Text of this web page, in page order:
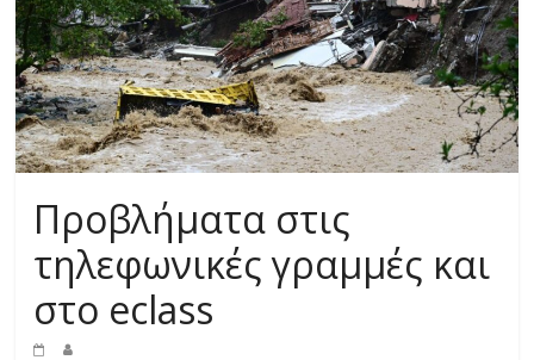
Προβλήματα στις
τηλεφωνικές γραμμές και
στο eclass